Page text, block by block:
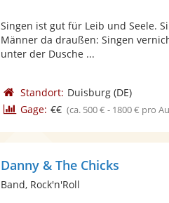
Singen ist gut für Leib und Seele.
Männer da draußen: Singen
unter der Dusche ...
Standort: Duisburg(DE)
Gage: €€ (ca. 500 € - 1800 € pro
Danny & The Chicks
Band, Rock'n'Roll